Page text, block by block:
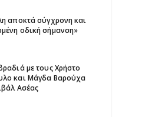
αποκτά σύγχρονη και
οδική σήμανση»
με τους Χρήστο
και Μάγδα Βαρούχα
Ασέας